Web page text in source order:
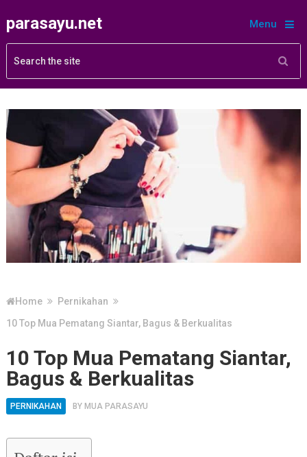
parasayu.net Menu
Home
Pernikahan
10 Top Mua Pematang Siantar, Bagus & Berkualitas
10 Top Mua Pematang Siantar,
Bagus & Berkualitas
PERNIKAHAN BY MUA PARASAYU